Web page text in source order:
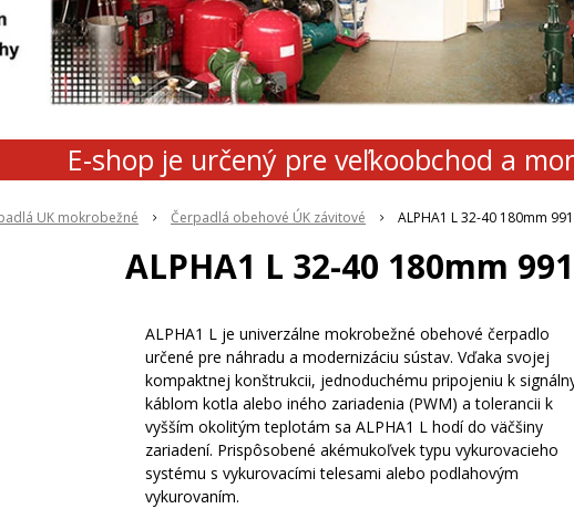
E-shop je určený pre veľkoobchod a
UK mokrobežné Čerpadlá obehové ÚK závitové ALPHA1 L 32-40 180mm
ALPHA1 L 32-40 180mm
ALPHA1 L je univerzálne mokrobežné obehové čerpadlo
určené pre náhradu a modernizáciu sústav. Vďaka svojej
kompaktnej konštrukcii, jednoduchému pripojeniu k
káblom kotla alebo iného zariadenia (PWM) a tolerancii k
vyšším okolitým teplotám sa ALPHA1 L hodí do väčšiny
zariadení. Prispôsobené akémukoľvek typu vykurovacieho
systému s vykurovacími telesami alebo podlahovým
vykurovaním.